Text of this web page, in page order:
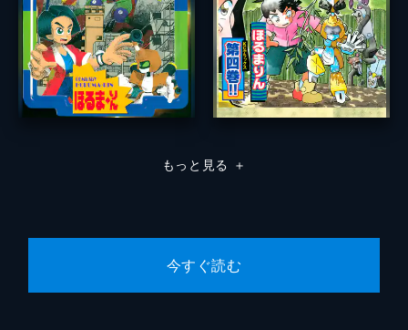
もっと見る ＋
今すぐ読む